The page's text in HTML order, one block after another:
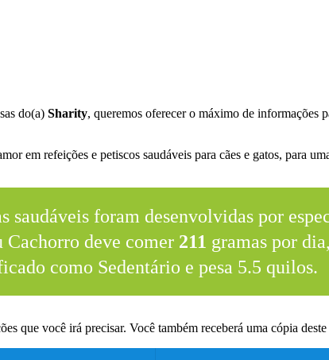
do(a) Sharity, queremos oferecer o máximo de informações
em refeições e petiscos saudáveis para cães e gatos, para
saudáveis foram desenvolvidas por
Cachorro deve comer 211 gramas por
como Sedentário e pesa 5.5 quilos.
que você irá precisar. Você também receberá uma cópia